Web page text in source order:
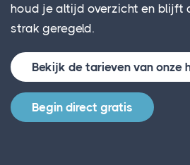
houd je altijd overzicht en blijft
strak geregeld.
Bekijk de tarieven van onze
Begin direct gratis